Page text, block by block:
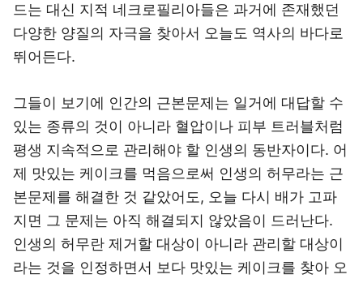
드는 대신 지적 네크로필리아들은 과거에 존재했던
다양한 양질의 자극을 찾아서 오늘도 역사의 바다로
뛰어든다.
그들이 보기에 인간의 근본문제는 일거에 대답할 수
있는 종류의 것이 아니라 혈압이나 피부 트러블처럼
평생 지속적으로 관리해야 할 인생의 동반자이다. 어
제 맛있는 케이크를 먹음으로써 인생의 허무라는 근
본문제를 해결한 것 같았어도, 오늘 다시 배가 고파
지면 그 문제는 아직 해결되지 않았음이 드러난다.
인생의 허무란 제거할 대상이 아니라 관리할 대상이
라는 것을 인정하면서 보다 맛있는 케이크를 찾아 오